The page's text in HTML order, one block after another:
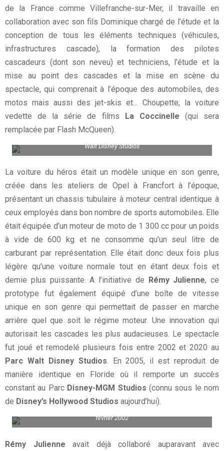
de la France comme Villefranche-sur-Mer, il travaille en
collaboration avec son fils Dominique chargé de l’étude et la
conception de tous les éléments techniques (véhicules,
infrastructures cascade), la formation des pilotes
cascadeurs (dont son neveu) et techniciens, l’étude et la
mise au point des cascades et la mise en scène du
spectacle, qui comprenait à l’époque des automobiles, des
motos mais aussi des jet-skis et… Choupette, la voiture
vedette de la série de films La Coccinelle (qui sera
remplacée par Flash McQueen).
Walt Disney Studios
La voiture du héros était un modèle unique en son genre,
créée dans les ateliers de Opel à Francfort à l’époque,
présentant un chassis tubulaire à moteur central identique à
ceux employés dans bon nombre de sports automobiles. Elle
était équipée d’un moteur de moto de 1 300 cc pour un poids
à vide de 600 kg et ne consomme qu’un seul litre de
carburant par représentation. Elle était donc deux fois plus
légère qu’une voiture normale tout en étant deux fois et
demie plus puissante. A l’initiative de Rémy Julienne, ce
prototype fut également équipé d’une boîte de vitesse
unique en son genre qui permettait de passer en marche
arrière quel que soit le régime moteur. Une innovation qui
autorisait les cascades les plus audacieuses. Le spectacle
fut joué et remodelé plusieurs fois entre 2002 et 2020 au
Parc Walt Disney Studios. En 2005, il est reproduit de
manière identique en Floride où il remporte un succès
constant au Parc Disney-MGM Studios (connu sous le nom
de Disney’s Hollywood Studios aujourd’hui).
février 2002
Rémy Julienne avait déjà collaboré auparavant avec